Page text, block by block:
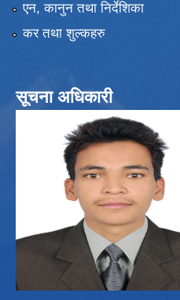
एन, कानुन तथा निर्देशिका
कर तथा शुल्कहरु
सूचना अधिकारी